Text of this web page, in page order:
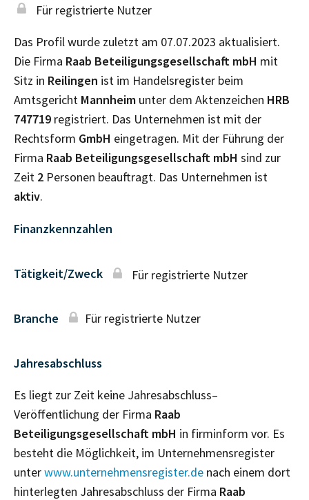
Für registrierte Nutzer
Das Profil wurde zuletzt am 07.07.2023 aktualisiert.
Die Firma Raab Beteiligungsgesellschaft mbH mit
Sitz in Reilingen ist im Handelsregister beim
Amtsgericht Mannheim unter dem Aktenzeichen HRB
747719 registriert. Das Unternehmen ist mit der
Rechtsform GmbH eingetragen. Mit der Führung der
Firma Raab Beteiligungsgesellschaft mbH sind zur
Zeit 2 Personen beauftragt. Das Unternehmen ist
aktiv.
Finanzkennzahlen
Tätigkeit/Zweck Für registrierte Nutzer
Branche Für registrierte Nutzer
Jahresabschluss
Es liegt zur Zeit keine Jahresabschluss–
Veröffentlichung der Firma Raab
Beteiligungsgesellschaft mbH in firminform vor. Es
besteht die Möglichkeit, im Unternehmensregister
unterwww.unternehmensregister.de nach einem dort
hinterlegten Jahresabschluss der Firma Raab